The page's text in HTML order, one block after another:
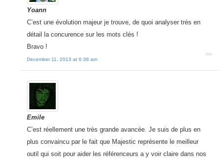
Yoann
C’est une évolution majeur je trouve, de quoi analyser très en
détail la concurence sur les mots clés !
Bravo !
December 11, 2013 at 6:38 am
Emile
C’est réellement une très grande avancée. Je suis de plus en
plus convaincu par le fait que Majestic représente le meilleur
outil qui soit pour aider les référenceurs a y voir claire dans nos